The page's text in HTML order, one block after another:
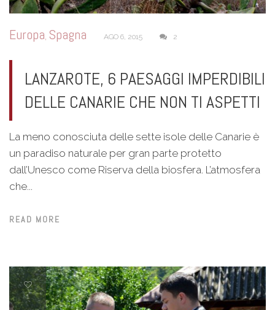
Europa, Spagna AGO 6, 2015 2
LANZAROTE, 6 PAESAGGI IMPERDIBILI
DELLE CANARIE CHE NON TI ASPETTI
La meno conosciuta delle sette isole delle Canarie è
un paradiso naturale per gran parte protetto
dall’Unesco come Riserva della biosfera. L’atmosfera
che...
READ MORE
1